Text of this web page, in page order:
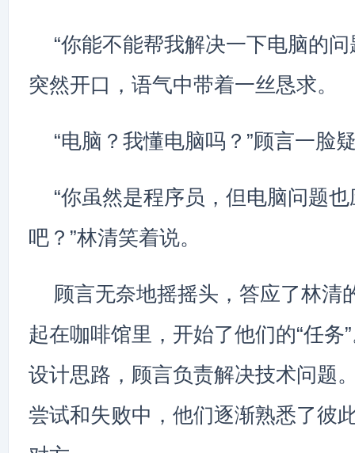
“你能不能帮我解决一下电脑的
突然开口，语气中带着一丝恳求。
“电脑？我懂电脑吗？”顾言一脸
“你虽然是程序员，但电脑问题
吧？”林清笑着说。
顾言无奈地摇摇头，答应了林清
起在咖啡馆里，开始了他们的“任务
设计思路，顾言负责解决技术问题
尝试和失败中，他们逐渐熟悉了彼